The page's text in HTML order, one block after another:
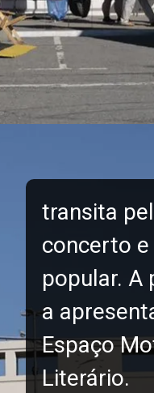
transita
concerto
popular. A
a
Espaço
Literário.